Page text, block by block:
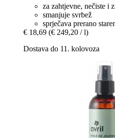
za zahtjevne, nečiste i
smanjuje svrbež
sprječava prerano
€ 18,69 (€ 249,20 / l)
Dostava do 11. kolovoza